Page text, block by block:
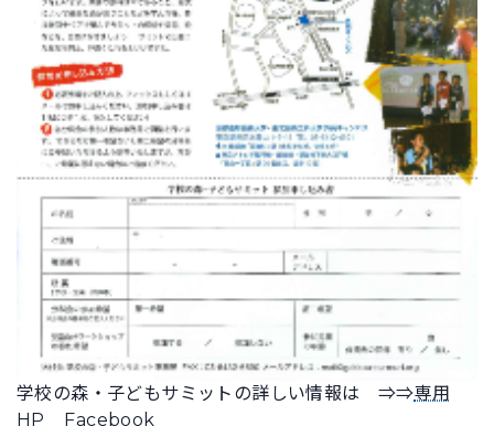
学校の森・子どもサミットの詳しい情報は ⇒⇒専用
HP
Facebook